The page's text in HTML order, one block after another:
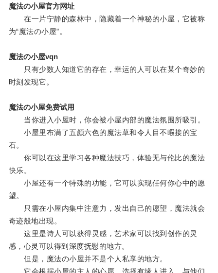
魔法の小屋官方网址
在一片宁静的森林中，隐藏着一个神秘的小屋，它被称
为“魔法の小屋”。
魔法の小屋vqn
只有少数人知道它的存在，幸运的人可以在某个奇妙的
时刻发现它。
魔法の小屋免费试用
当你进入小屋时，你会被小屋内部的魔法氛围所吸引。
小屋里布满了五颜六色的魔法草和令人目不暇接的宝
石。
你可以在这里学习各种魔法技巧，体验无与伦比的魔法
快乐。
小屋还有一个特殊的功能，它可以实现任何你心中的愿
望。
只需在小屋内集中注意力，发出自己的愿望，魔法就会
奇迹般地出现。
这里是诗人可以获得灵感，艺术家可以找到创作的灵
感，心灵可以得到深度抚慰的地方。
但是，魔法の小屋并不是个人私享的地方。